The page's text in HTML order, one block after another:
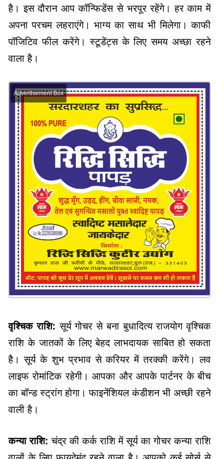
है। इस दौरान आप कॉन्फिडेंस से भरपूर रहेंगे। हर काम में
अपना परचम लहराएंगे। भाग्य का साथ भी मिलेगा। काफी
पॉजिटिव फील करेंगे। स्टूडेंट्स के लिए समय अच्छा रहने
वाला है।
Advertisement Box
वृश्चिक राशि:सूर्य गोचर से बना बुधादित्य राजयोग वृश्चिक
राशि के जातकों के लिए बेहद लाभदायक साबित हो सकता
है। सूर्य के शुभ प्रभाव से करियर में तरक्की करेंगे। लव
लाइफ रोमांटिक रहेगी। आपका और आपके पार्टनर के बीच
का बॉन्ड स्ट्रांग होगा। फाइनेंशियल कंडीशन भी अच्छी रहने
वाली है।
कन्या राशि:चंद्र की कर्क राशि में सूर्य का गोचर कन्या राशि